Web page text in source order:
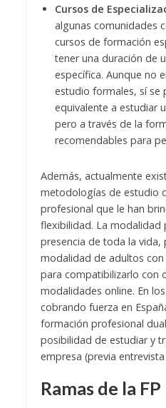
Cursos de
algunas comunidades
cursos de formación
tener una duración de
específica. Aunque no
estudio formales, sí se
equivalente a estudiar
pero a través de la
recomendables para
Además, actualmente
metodologías de estudio
profesional que le han
flexibilidad. La modalidad
presencia de toda la vida,
modalidad de adultos
para compatibilizarlo con
modalidades online. En
cobrando fuerza en
formación profesional
posibilidad de estudiar y
empresa (previa
Ramas de la FP